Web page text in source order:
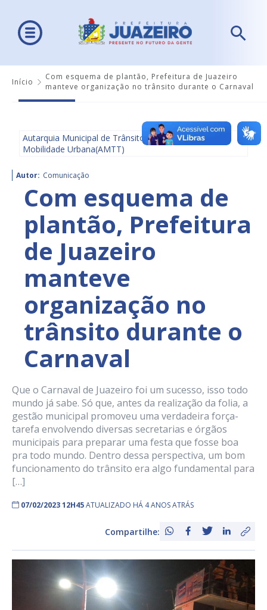
Início
Com esquema de plantão, Prefeitura de Juazeiro
manteve organização no trânsito durante o Carnaval
Autarquia Municipal de Trânsito e Transporte e
Mobilidade Urbana(AMTT)
Autor: Comunicação
Com esquema de
plantão, Prefeitura
de Juazeiro
manteve
organização no
trânsito durante o
Carnaval
Que o Carnaval de Juazeiro foi um sucesso, isso todo
mundo já sabe. Só que, antes da realização da folia, a
gestão municipal promoveu uma verdadeira força-
tarefa envolvendo diversas secretarias e órgãos
municipais para preparar uma festa que fosse boa
pra todo mundo. Dentro dessa perspectiva, um bom
funcionamento do trânsito era algo fundamental para
[…]
07/02/2023 12H45ATUALIZADO HÁ 4 ANOS ATRÁS
Compartilhe: